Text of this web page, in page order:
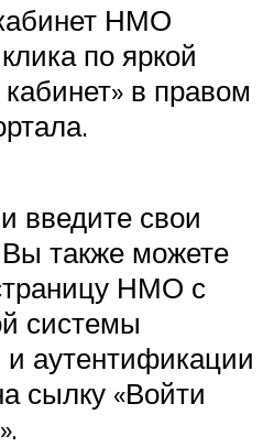
НМО
по яркой
в правом
введите свои
также можете
НМО с
системы
аутентификации
сылку «Войти